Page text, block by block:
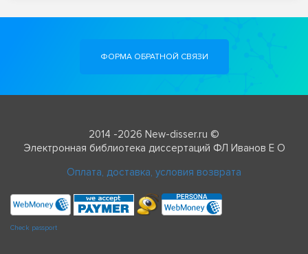
ФОРМА ОБРАТНОЙ СВЯЗИ
2014 -2026 New-disser.ru ©
Электронная библиотека диссертаций ФЛ Иванов Е О
Оплата, доставка, условия возврата
Check passport